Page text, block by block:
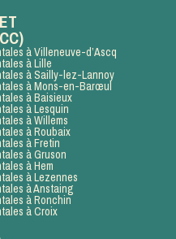
à Villeneuve-d’Ascq
à Lille
à Sailly-lez-Lannoy
à Mons-en-Barœul
à Baisieux
à Lesquin
à Willems
à Roubaix
à Fretin
à Gruson
à Hem
à Lezennes
à Anstaing
à Ronchin
à Croix